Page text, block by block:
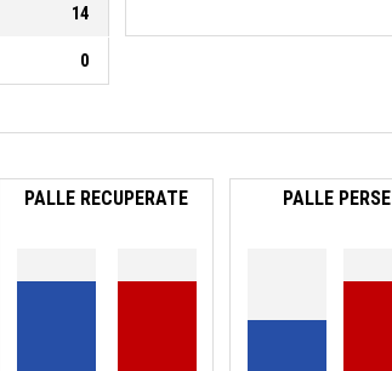
14
0
PALLE RECUPERATE PALLE PERSE